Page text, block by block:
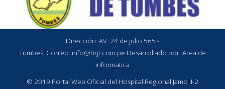
Dirección: AV. 24 de julio 565 -
Tumbes, Correo: info@hrjt.com.pe Desarrollado por: Area de
informatica
© 2019 Portal Web Oficial del Hospital Regional Jamo II-2